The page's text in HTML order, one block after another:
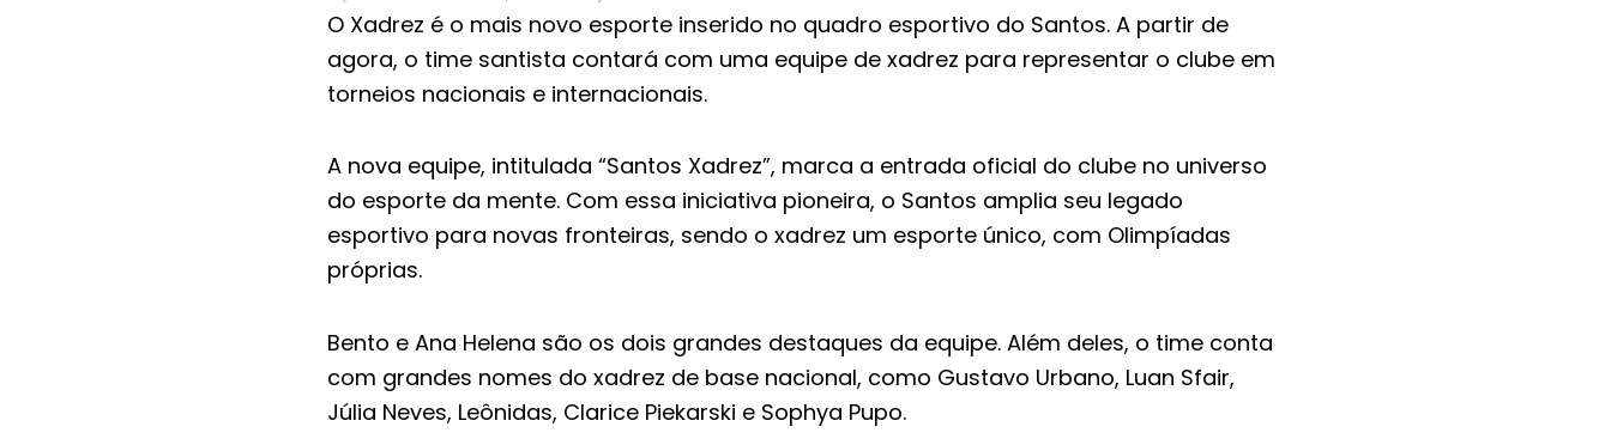
O Xadrez é o mais novo esporte inserido no quadro esportivo do Santos. A partir de
agora, o time santista contará com uma equipe de xadrez para representar o clube em
torneios nacionais e internacionais.
A nova equipe, intitulada “Santos Xadrez”, marca a entrada oficial do clube no universo
do esporte da mente. Com essa iniciativa pioneira, o Santos amplia seu legado
esportivo para novas fronteiras, sendo o xadrez um esporte único, com Olimpíadas
próprias.
Bento e Ana Helena são os dois grandes destaques da equipe. Além deles, o time conta
com grandes nomes do xadrez de base nacional, como Gustavo Urbano, Luan Sfair,
Júlia Neves, Leônidas, Clarice Piekarski e Sophya Pupo.